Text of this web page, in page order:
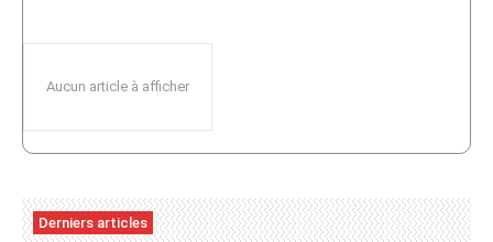
Aucun article à afficher
Derniers articles